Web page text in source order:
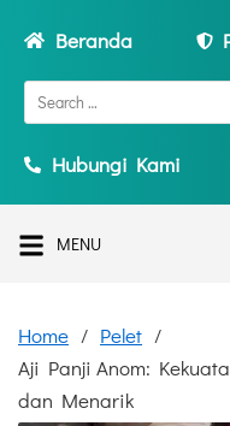
Beranda
Hubungi Kami
MENU
Home
Pelet
Aji Panji Anom:
dan Menarik